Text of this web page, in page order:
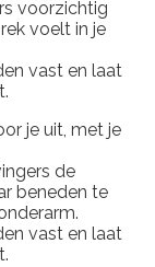
voorzichtig
voelt in je
vast en laat
je uit, met je
de
beneden te
vast en laat